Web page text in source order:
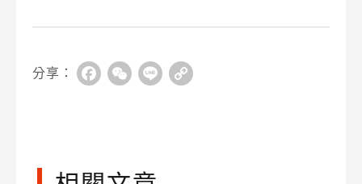
分享： FacebookWeChat
Line